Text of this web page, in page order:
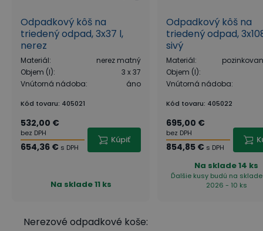
Odpadkový kôš na
triedený odpad, 3x37 l,
nerez
Materiál:
nerez matný
Objem (l):
3 x 37
Vnútorná nádoba: áno
Kód tovaru: 405021
532,00 €
bez DPH
654,36 € s DPH
Kúpiť
Na sklade11 ks
Odpadkový kôš na
triedený odpad,
sivý
Materiál:
Objem (l):
Vnútorná nádoba:
Kód tovaru: 405022
695,00 €
bez DPH
854,85 € s DPH
Na sklade14 ks
Ďalšie kusy budú na sklade
2026 - 10 ks
Nerezové odpadkové koše: